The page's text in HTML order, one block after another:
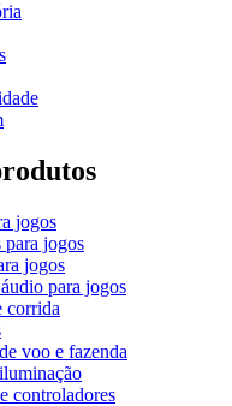
jogos
para jogos
jogos
para jogos
corrida
voo e fazenda
controladores